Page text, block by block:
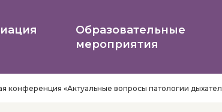
Образовательные
мероприятия
конференция «Актуальные вопросы патологии